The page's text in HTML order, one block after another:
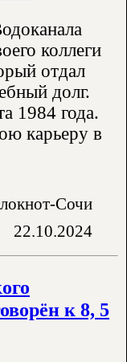
коллеги
отдал
долг.
1984 года.
карьеру в
Сочи
22.10.2024
к 8, 5